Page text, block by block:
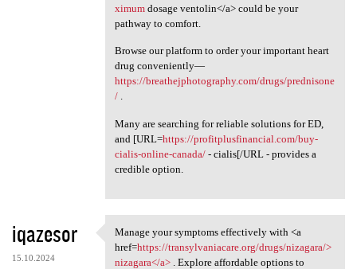
ximumdosage ventolin</a> could be your
pathway to comfort.
Browse our platform to order your important heart
drug conveniently—
https://breathejphotography.com/drugs/prednisone
/.
Many are searching for reliable solutions for ED,
and [URL=https://profitplusfinancial.com/buy-
cialis-online-canada/- cialis[/URL - provides a
credible option.
iqazesor
15.10.2024
Manage your symptoms
Manage your symptoms effectively with <a
href=https://transylvaniacare.org/drugs/nizagara/>
nizagara</a>. Explore affordable options to